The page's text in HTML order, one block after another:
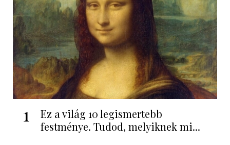
1
Ez a világ 10 legismertebb
festménye. Tudod, melyiknek mi...